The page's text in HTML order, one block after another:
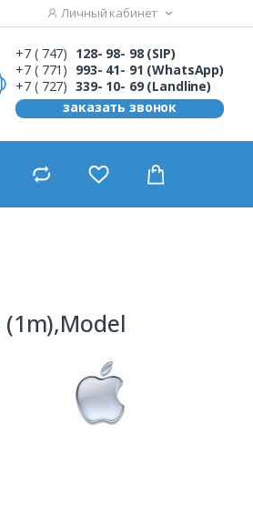
Личный кабинет
+7 ( 747) 128- 98- 98 (SIP)
+7 ( 771) 993- 41- 91 (WhatsApp)
+7 ( 727) 339- 10- 69 (Landline)
заказать звонок